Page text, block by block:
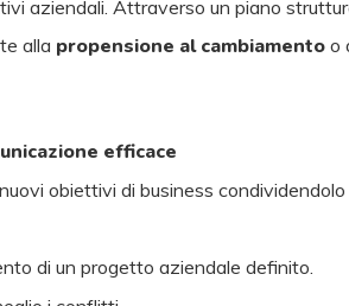
aziendali. Attraverso un piano
alla propensione al cambiamento o
efficace
obiettivi di business condividendolo
di un progetto aziendale definito.